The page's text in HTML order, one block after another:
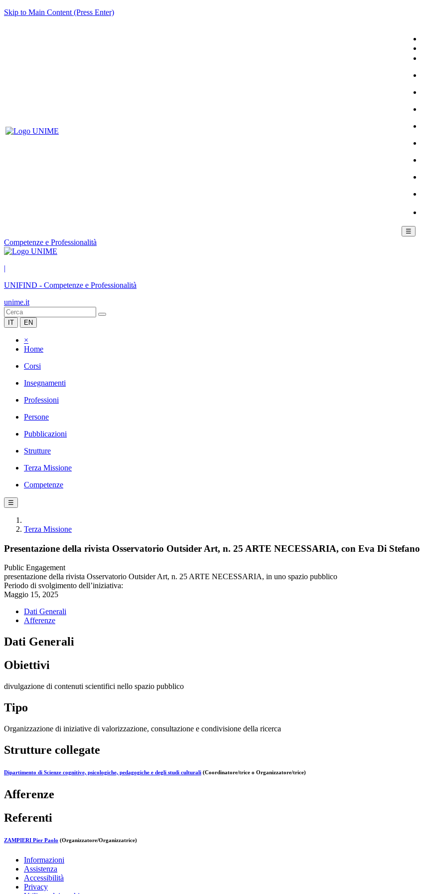
Skip to Main Content (Press Enter)
☰
Competenze e Professionalità
|
UNIFIND - Competenze e Professionalità
unime.it
IT EN
×
Home
Corsi
Insegnamenti
Professioni
Persone
Pubblicazioni
Strutture
Terza Missione
Competenze
☰
Terza Missione
Presentazione della rivista Osservatorio Outsider Art, n. 25 ARTE NECESSARIA, con Eva Di Stefano
Public Engagement
presentazione della rivista Osservatorio Outsider Art, n. 25 ARTE NECESSARIA, in uno spazio pubblico
Periodo di svolgimento dell’iniziativa:
Maggio 15, 2025
Dati Generali
Afferenze
Dati Generali
Obiettivi
divulgazione di contenuti scientifici nello spazio pubblico
Tipo
Organizzazione di iniziative di valorizzazione, consultazione e condivisione della ricerca
Strutture collegate
Dipartimento di Scienze cognitive, psicologiche, pedagogiche e degli studi culturali (Coordinatore/trice o Organizzatore/trice)
Afferenze
Referenti
ZAMPIERI Pier Paolo (Organizzatore/Organizzatrice)
Informazioni
Assistenza
Accessibilità
Privacy